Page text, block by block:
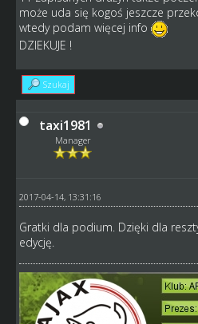
może uda się kogoś jeszcze
wtedy podam więcej info
DZIEKUJE !
Szukaj
taxi1981
Manager
2017-04-14, 13:31:16
Gratki dla podium. Dzięki dla
edycję.